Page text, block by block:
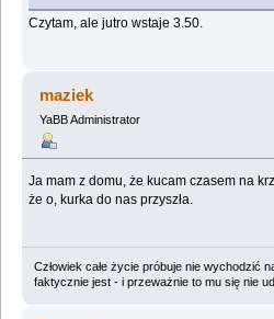
Czytam, ale jutro wstaje 3.50.
maziek
YaBB Administrator
Ja mam z domu, że kucam czasem na
że o, kurka do nas przyszła.
Człowiek całe życie próbuje nie wychodzić
faktycznie jest - i przeważnie to mu się nie